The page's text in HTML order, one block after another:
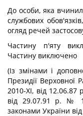
До особи, яка
службових
огляд речей
Частину п'яту
Частину виключено
(Із змінами і
Президії Верховної
2010-ХІ, від
від 29.07.91 р. №
законами України від